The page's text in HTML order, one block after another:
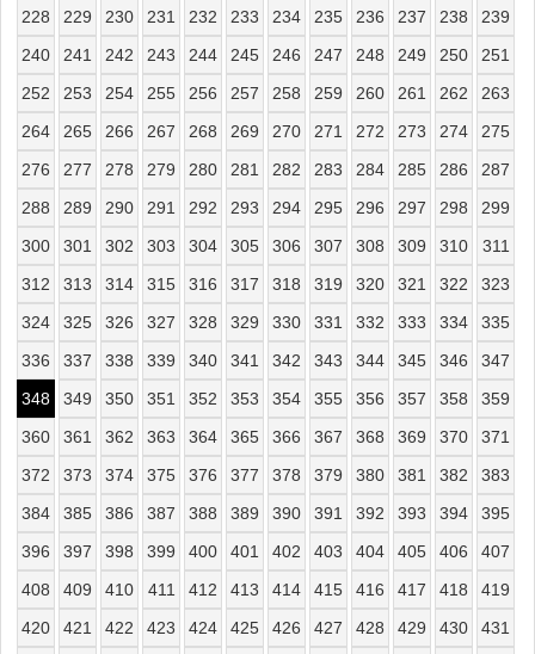
228
229 230 231 232 233 234 235 236 237 238
239
240
241 242 243 244 245 246 247 248 249 250
251
252
253 254 255 256 257 258 259 260 261 262
263
264
265 266 267 268 269 270 271 272 273 274
275
276
277 278 279 280 281 282 283 284 285 286
287
288
289 290 291 292 293 294 295 296 297 298
299
300
301 302 303 304 305 306 307 308 309 310
311
312
313 314 315 316 317 318 319 320 321 322
323
324
325 326 327 328 329 330 331 332 333 334
335
336
337 338 339 340 341 342 343 344 345 346
347
348
349 350 351 352 353 354 355 356 357 358
359
360
361 362 363 364 365 366 367 368 369 370
371
372
373 374 375 376 377 378 379 380 381 382
383
384
385 386 387 388 389 390 391 392 393 394
395
396
397 398 399 400 401 402 403 404 405 406
407
408
409 410 411 412 413 414 415 416 417 418
419
420
421 422 423 424 425 426 427 428 429 430
431